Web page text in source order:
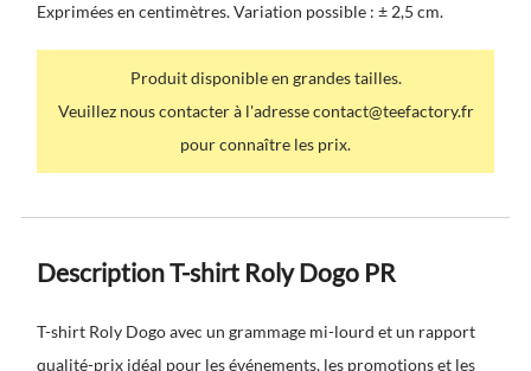
Exprimées en centimètres. Variation possible : ± 2,5 cm.
Produit disponible en grandes tailles.
Veuillez nous contacter à l'adresse contact@teefactory.fr
pour connaître les prix.
Description T-shirt Roly Dogo PR
T-shirt Roly Dogo avec un grammage mi-lourd et un rapport
qualité-prix idéal pour les événements, les promotions et les